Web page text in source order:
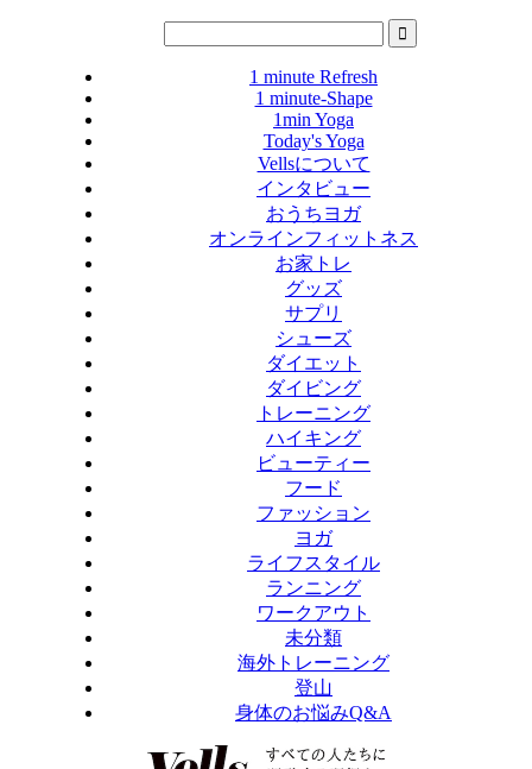
1 minute Refresh
1 minute-Shape
1min Yoga
Today's Yoga
Vellsについて
インタビュー
おうちヨガ
オンラインフィットネス
お家トレ
グッズ
サプリ
シューズ
ダイエット
ダイビング
トレーニング
ハイキング
ビューティー
フード
ファッション
ヨガ
ライフスタイル
ランニング
ワークアウト
未分類
海外トレーニング
登山
身体のお悩みQ&A